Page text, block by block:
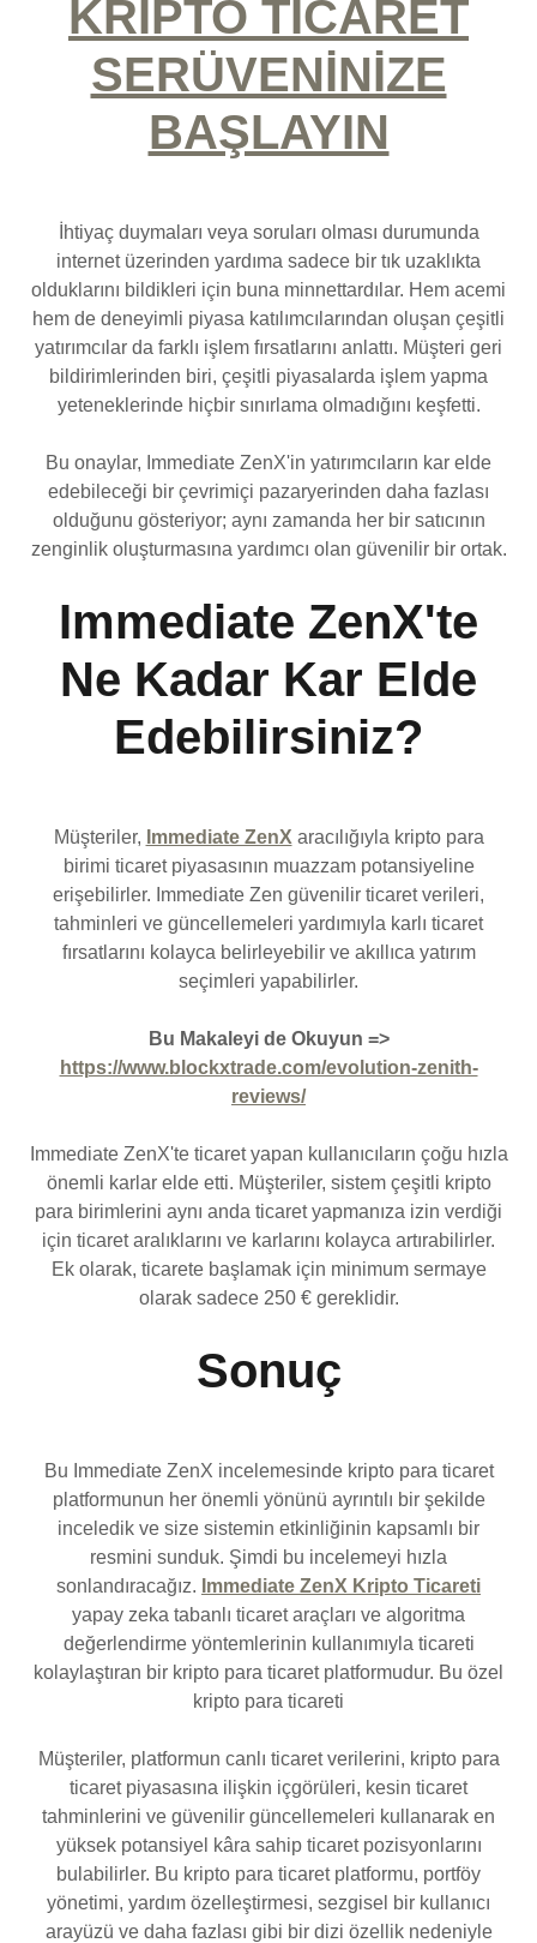
KRİPTO TİCARET
SERÜVENİNİZE
BAŞLAYIN
İhtiyaç duymaları veya soruları olması durumunda
internet üzerinden yardıma sadece bir tık uzaklıkta
olduklarını bildikleri için buna minnettardılar. Hem acemi
hem de deneyimli piyasa katılımcılarından oluşan çeşitli
yatırımcılar da farklı işlem fırsatlarını anlattı. Müşteri geri
bildirimlerinden biri, çeşitli piyasalarda işlem yapma
yeteneklerinde hiçbir sınırlama olmadığını keşfetti.
Bu onaylar, Immediate ZenX'in yatırımcıların kar elde
edebileceği bir çevrimiçi pazaryerinden daha fazlası
olduğunu gösteriyor; aynı zamanda her bir satıcının
zenginlik oluşturmasına yardımcı olan güvenilir bir ortak.
Immediate ZenX'te
Ne Kadar Kar Elde
Edebilirsiniz?
Müşteriler, Immediate ZenX aracılığıyla kripto para
birimi ticaret piyasasının muazzam potansiyeline
erişebilirler. Immediate Zen güvenilir ticaret verileri,
tahminleri ve güncellemeleri yardımıyla karlı ticaret
fırsatlarını kolayca belirleyebilir ve akıllıca yatırım
seçimleri yapabilirler.
Bu Makaleyi de Okuyun =>
https://www.blockxtrade.com/evolution-zenith-
reviews/
Immediate ZenX'te ticaret yapan kullanıcıların çoğu hızla
önemli karlar elde etti. Müşteriler, sistem çeşitli kripto
para birimlerini aynı anda ticaret yapmanıza izin verdiği
için ticaret aralıklarını ve karlarını kolayca artırabilirler.
Ek olarak, ticarete başlamak için minimum sermaye
olarak sadece 250 € gereklidir.
Sonuç
Bu Immediate ZenX incelemesinde kripto para ticaret
platformunun her önemli yönünü ayrıntılı bir şekilde
inceledik ve size sistemin etkinliğinin kapsamlı bir
resmini sunduk. Şimdi bu incelemeyi hızla
sonlandıracağız. Immediate ZenX Kripto Ticareti
yapay zeka tabanlı ticaret araçları ve algoritma
değerlendirme yöntemlerinin kullanımıyla ticareti
kolaylaştıran bir kripto para ticaret platformudur. Bu özel
kripto para ticareti
Müşteriler, platformun canlı ticaret verilerini, kripto para
ticaret piyasasına ilişkin içgörüleri, kesin ticaret
tahminlerini ve güvenilir güncellemeleri kullanarak en
yüksek potansiyel kâra sahip ticaret pozisyonlarını
bulabilirler. Bu kripto para ticaret platformu, portföy
yönetimi, yardım özelleştirmesi, sezgisel bir kullanıcı
arayüzü ve daha fazlası gibi bir dizi özellik nedeniyle